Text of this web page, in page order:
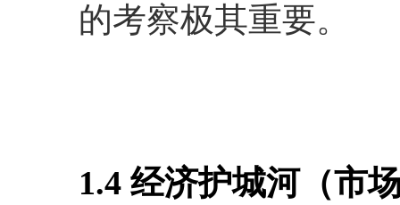
的考察极其重要。
1.4 经济护城河（市